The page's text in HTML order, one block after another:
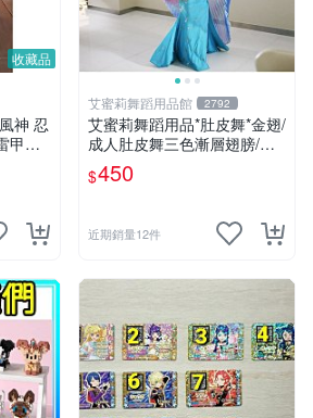
收藏品
神 忍
甲蟲
收
艾蜜莉舞蹈用品館 2792
艾蜜莉舞蹈用品*肚皮舞*金翅/
成人肚皮舞三色漸層翅膀/肚
皮舞道具$450元
$450
近期銷量12件